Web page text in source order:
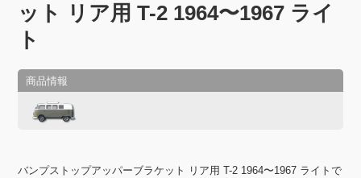
ット リア用 T-2 1964〜1967 ライ
ト
バンプストップアッパーブラケット リア用 T-2 1964〜1967 ライトで